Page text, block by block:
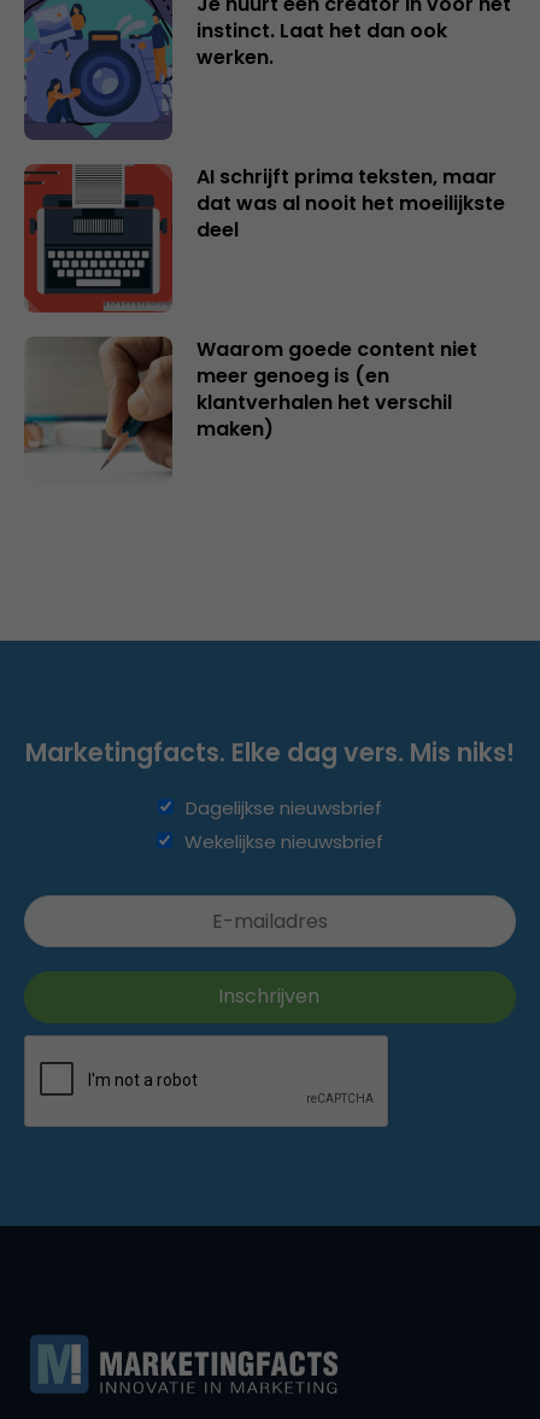
instinct. Laat het dan ook
werken.
AI schrijft prima teksten, maar
dat was al nooit het moeilijkste
deel
Waarom goede content niet
meer genoeg is (en
klantverhalen het verschil
maken)
Marketingfacts. Elke dag vers. Mis niks!
Dagelijkse nieuwsbrief
Wekelijkse nieuwsbrief